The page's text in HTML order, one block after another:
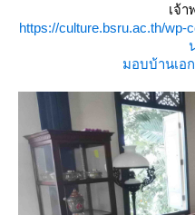
เจ้า
https://culture.bsru.ac.th/wp-
มอบบ้านเอ